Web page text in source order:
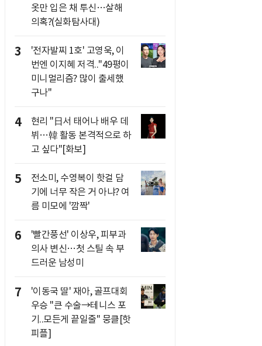
옷만 입은 채 투신…살해
의혹?(실화탐사대)
3
'전자발찌 1호' 고영욱, 이
번엔 이지혜 저격.."49평이
미니멀리즘? 많이 출세했
구나"
4
현리 "日서 태어나 배우 데
뷔…韓 활동 본격적으로 하
고 싶다"[화보]
5
전소미, 수영복이 핫걸 담
기에 너무 작은 거 아냐? 여
름 미모에 '깜짝'
6
'빨간풍선' 이상우, 피부과
의사 변신…첫 스틸 속 부
드러운 남성미
7
'이동국 딸' 재아, 골프대회
우승 "큰 수술→테니스 포
기..모든게 끝일줄" 뭉클[핫
피플]